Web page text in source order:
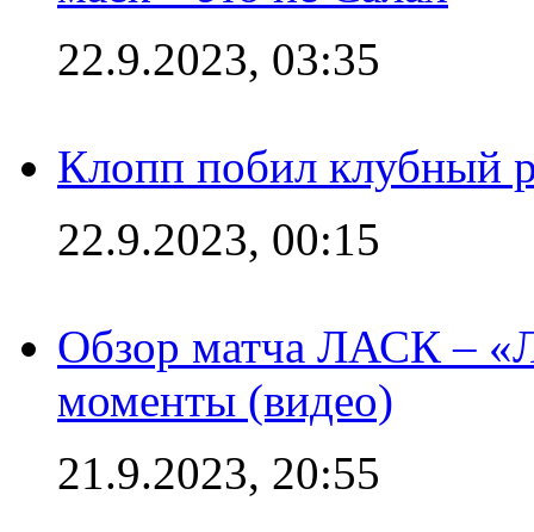
22.9.2023, 03:35
Клопп побил клубный
22.9.2023, 00:15
Обзор матча ЛАСК –
моменты (видео)
21.9.2023, 20:55